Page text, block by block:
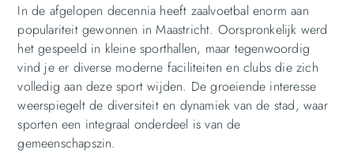
In de afgelopen decennia heeft zaalvoetbal enorm aan
populariteit gewonnen in Maastricht. Oorspronkelijk werd
het gespeeld in kleine sporthallen, maar tegenwoordig
vind je er diverse moderne faciliteiten en clubs die zich
volledig aan deze sport wijden. De groeiende interesse
weerspiegelt de diversiteit en dynamiek van de stad, waar
sporten een integraal onderdeel is van de
gemeenschapszin.